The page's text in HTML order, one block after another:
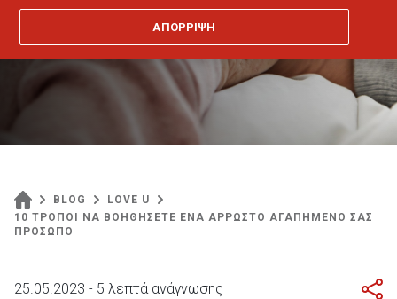
BLOG
LOVE U
10 ΤΡΟΠΟΙ ΝΑ ΒΟΗΘΗΣΕΤΕ ΕΝΑ ΑΡΡΩΣΤΟ ΑΓΑΠΗΜΕΝΟ ΣΑΣ
ΠΡΟΣΩΠΟ
25.05.2023 - 5 λεπτά ανάγνωσης
ΑΠΟΡΡΙΨΗ